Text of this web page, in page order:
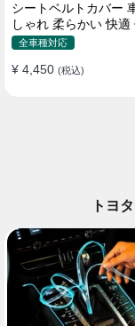
シートベルトカバー 車用品 お
しゃれ 柔らかい 快適 保
てパッド 圧迫感軽減
全車種対応
¥ 4,450 (税込)
トヨ